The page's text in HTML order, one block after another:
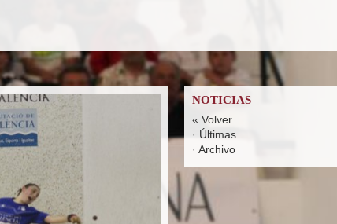
NOTICIAS
« Volver
· Últimas
· Archivo